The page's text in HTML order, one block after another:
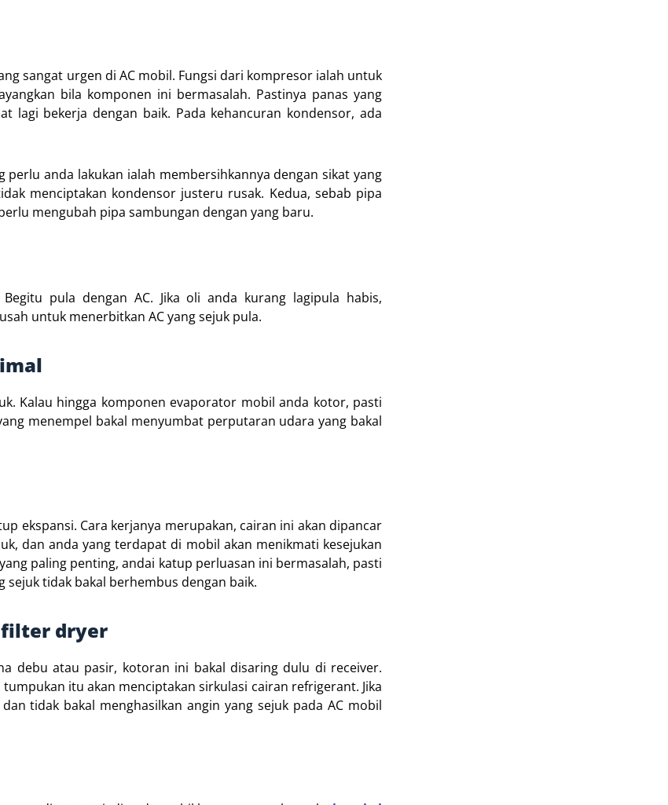
sangat urgen di AC mobil. Fungsi dari kompresor ialah untuk
bila komponen ini bermasalah. Pastinya panas yang
lagi bekerja dengan baik. Pada kehancuran kondensor, ada
anda lakukan ialah membersihkannya dengan sikat yang
menciptakan kondensor justeru rusak. Kedua, sebab pipa
mengubah pipa sambungan dengan yang baru.
pula dengan AC. Jika oli anda kurang lagipula habis,
untuk menerbitkan AC yang sejuk pula.
Kalau hingga komponen evaporator mobil anda kotor, pasti
menempel bakal menyumbat perputaran udara yang bakal
ekspansi. Cara kerjanya merupakan, cairan ini akan dipancar
dan anda yang terdapat di mobil akan menikmati kesejukan
paling penting, andai katup perluasan ini bermasalah, pasti
tidak bakal berhembus dengan baik.
filter dryer
debu atau pasir, kotoran ini bakal disaring dulu di receiver.
itu akan menciptakan sirkulasi cairan refrigerant. Jika
tidak bakal menghasilkan angin yang sejuk pada AC mobil